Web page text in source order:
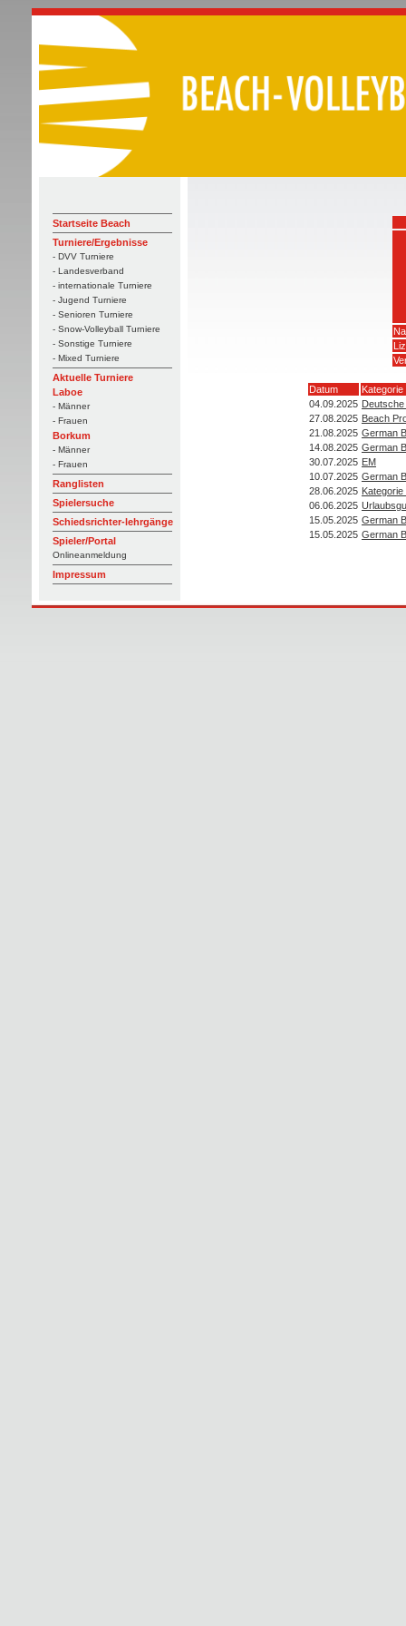
Startseite Beach
Turniere/Ergebnisse
- DVV Turniere
- Landesverband
- internationale Turniere
- Jugend Turniere
- Senioren Turniere
- Snow-Volleyball Turniere
- Sonstige Turniere
- Mixed Turniere
Aktuelle Turniere
Laboe
- Männer
- Frauen
Borkum
- Männer
- Frauen
Ranglisten
Spielersuche
Schiedsrichter-lehrgänge
Spieler/Portal
Onlineanmeldung
Impressum
Datum
Kategorie
04.09.2025
27.08.2025 Beach
21.08.2025 German
14.08.2025 German
30.07.2025 EM
10.07.2025 German
28.06.2025
06.06.2025
15.05.2025 German
15.05.2025 German